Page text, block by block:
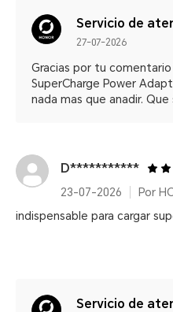
Servicio de
27-07-2026
Gracias por tu comentario
SuperCharge Power
nada mas que anadir.
D***********
23-07-2026
indispensable para cargar
Servicio de